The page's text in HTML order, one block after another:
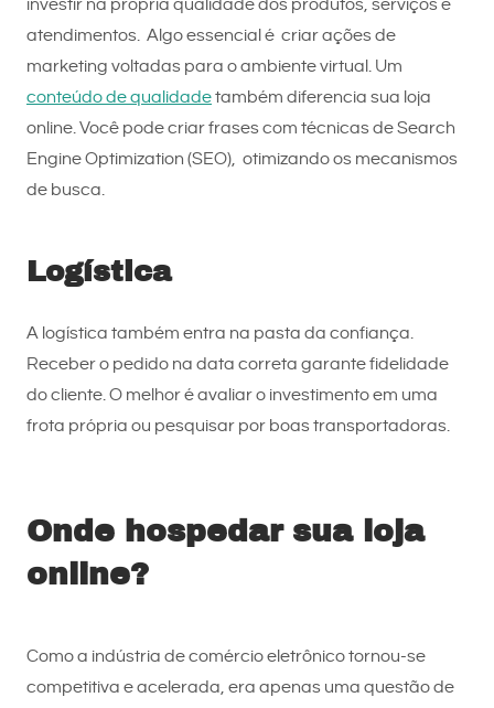
investir na própria qualidade dos produtos, serviços e
atendimentos. Algo essencial é criar ações de
marketing voltadas para o ambiente virtual. Um
conteúdo de qualidadetambém diferencia sua loja
online. Você pode criar frases com técnicas de Search
Engine Optimization (SEO), otimizando os mecanismos
de busca.
Logística
A logística também entra na pasta da confiança.
Receber o pedido na data correta garante fidelidade
do cliente. O melhor é avaliar o investimento em uma
frota própria ou pesquisar por boas transportadoras.
Onde hospedar sua loja
online?
Como a indústria de comércio eletrônico tornou-se
competitiva e acelerada, era apenas uma questão de